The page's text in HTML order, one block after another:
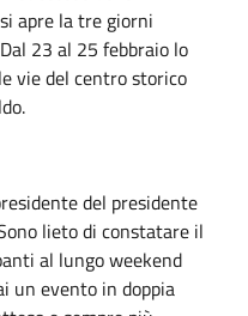
apre la tre giorni
23 al 25 febbraio lo
vie del centro storico
del presidente
lieto di constatare il
al lungo weekend
un evento in doppia